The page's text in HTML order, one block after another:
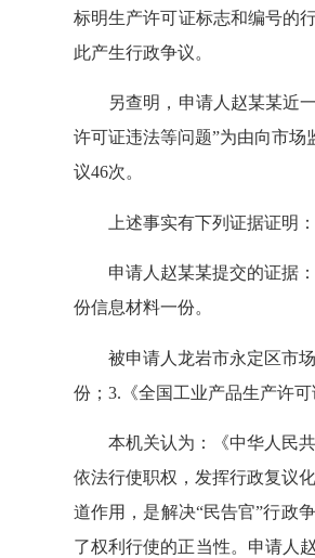
标明生产许可证标志和编号的
此产生行政争议。
另查明，申请人赵某某近一
许可证违法等问题”为由向市
议46次。
上述事实有下列证据证明：
申请人赵某某提交的证据：
份信息材料一份。
被申请人龙岩市永定区市场
份；3.《全国工业产品生产许
本机关认为：《中华人民共
依法行使职权，发挥行政复议
道作用，是解决“民告官”行政
了权利行使的正当性。申请人